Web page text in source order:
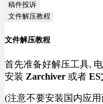
稿件投诉
文件解压教程
文件解压教程
首先准备好解压工具,
安装 Zarchiver 或者 ES
(注意不要安装国内应